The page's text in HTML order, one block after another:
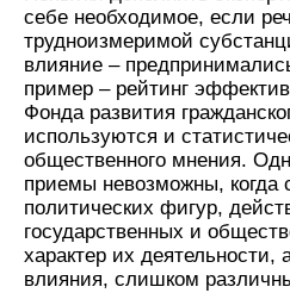
себе необходимое, если
трудноизмеримой
влияние –
пример – рейтинг
Фонда развития
используются и
общественного мнения.
приемы невозможны, когда
политических фигур,
государственных и
характер их деятельности,
влияния, слишком